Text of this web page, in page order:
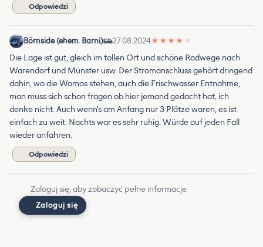
Odpowiedzi
Börnside (ehem. Barni) 27.08.2024★ ★ ★ ★ ★
Die Lage ist gut, gleich im tollen Ort und schöne Radwege nach
Warendorf und Münster usw. Der Stromanschluss gehört dringend
dahin, wo die Womos stehen, auch die Frischwasser Entnahme,
man muss sich schon fragen ob hier jemand gedacht hat, ich
denke nicht. Auch wenn's am Anfang nur 3 Plätze waren, es ist
einfach zu weit. Nachts war es sehr ruhig. Würde auf jeden Fall
wieder anfahren.
Odpowiedzi
Zaloguj się, aby zobaczyć pełne informacje
Zaloguj się